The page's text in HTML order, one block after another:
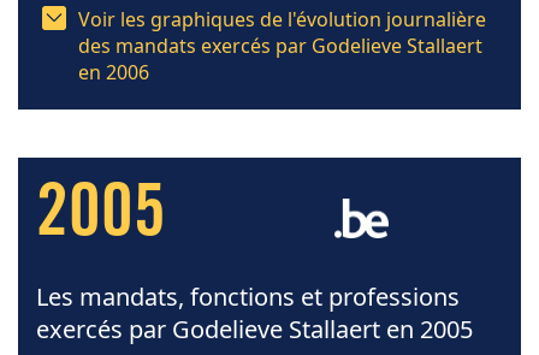
Voir les graphiques de l'évolution journalière
des mandats exercés par Godelieve Stallaert
en 2006
2005
Les mandats, fonctions et professions
exercés par Godelieve Stallaert en 2005